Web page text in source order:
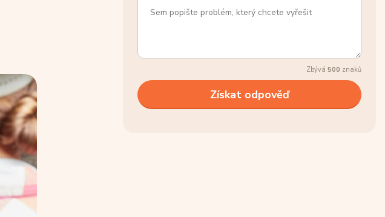
Zbývá 500 znaků